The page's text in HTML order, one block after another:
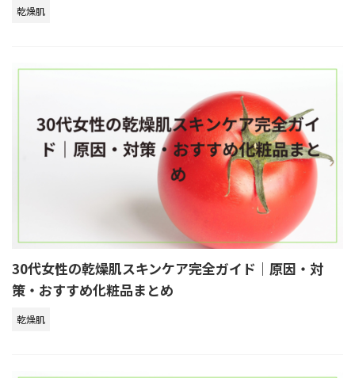
乾燥肌
30代女性の乾燥肌スキンケア完全ガイド｜原因・対
策・おすすめ化粧品まとめ
乾燥肌